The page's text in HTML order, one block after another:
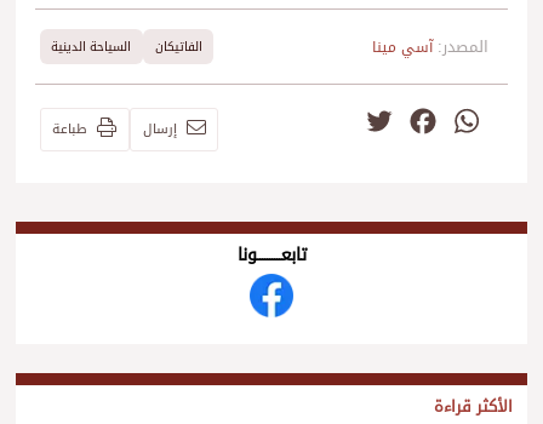
المصدر:آسي مينا الفاتيكان السياحة الدينية
WhatsApp
Facebook إرسال طباعة
تابعــــــــــونا
الأكثر قراءة